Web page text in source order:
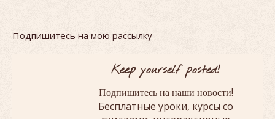
Подпишитесь на мою рассылку
Keep yourself posted!
Подпишитесь на наши новости!
Бесплатные уроки, курсы со